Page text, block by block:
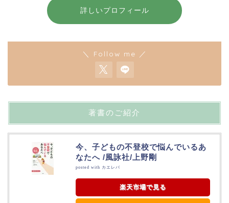
詳しいプロフィール
＼ Follow me ／
著書のご紹介
今、子どもの不登校で悩んでいるあ
なたへ /風詠社/上野剛
posted with カエレバ
楽天市場で見る